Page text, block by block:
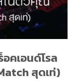
คเอนด์โรล
สุดเท่)